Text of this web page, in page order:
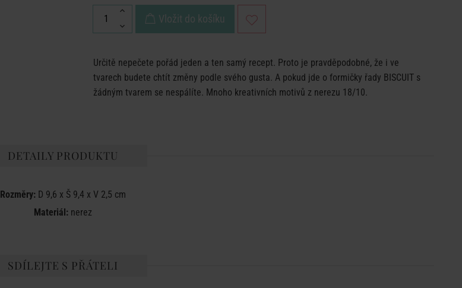
Vložit do košíku
Určitě nepečete pořád jeden a ten samý recept. Proto je pravděpodobné, že i ve
tvarech budete chtít změny podle svého gusta. A pokud jde o formičky řady BISCUIT s
žádným tvarem se nespálíte. Mnoho kreativních motivů z nerezu 18/10.
DETAILY PRODUKTU
Rozměry: D 9,6 x Š 9,4 x V 2,5 cm
Materiál: nerez
SDÍLEJTE S PŘÁTELI